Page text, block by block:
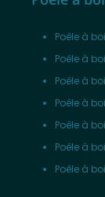
Poêle à
Poêle à
Poêle à
Poêle à
Poêle à
Poêle à
Poêle à